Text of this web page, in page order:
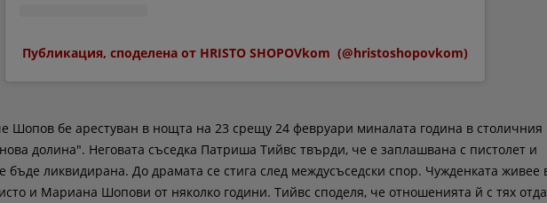
Публикация, споделена от HRISTO SHOPOVkom️ ️ (@hristoshopovkom)
Шопов бе арестуван в нощта на 23 срещу 24 февруари миналата година в столичния
долина". Неговата съседка Патриша Тийвс твърди, че е заплашвана с пистолет и
ликвидирана. До драмата се стига след междусъседски спор. Чужденката живее
и Мариана Шопови от няколко години. Тийвс споделя, че отношенията й с тях